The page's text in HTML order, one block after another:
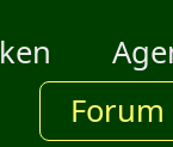
Forum